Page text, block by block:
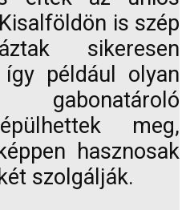
is szép
sikeresen
így például olyan
meg,
hasznosak
szolgálják.